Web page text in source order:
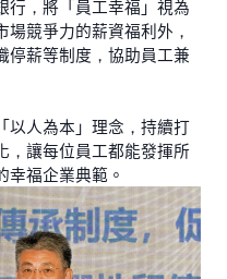
，將「員工幸福」視為
競爭力的薪資福利外，
停薪等制度，協助員工兼
人為本」理念，持續打
，讓每位員工都能發揮所
福企業典範。